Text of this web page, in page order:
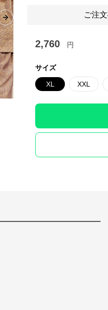
Next slide
ご注
2,760 円
サイズ
XL XXL